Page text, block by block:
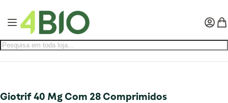
Alternar Nav
Minha
Giotrif 40 Mg Com 28 Comprimidos